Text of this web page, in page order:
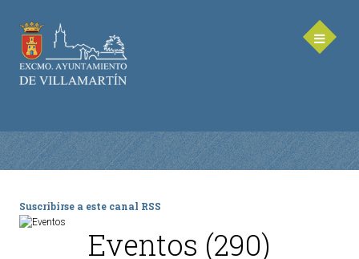
AYUNTAMIENTO
Saluda de la Alcaldesa
Suscribirse a este canal RSS
Eventos (290)